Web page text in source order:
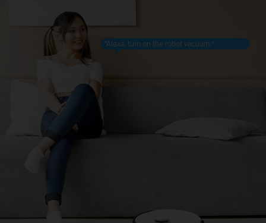
“Alexa, turn on the robot vacuum.”